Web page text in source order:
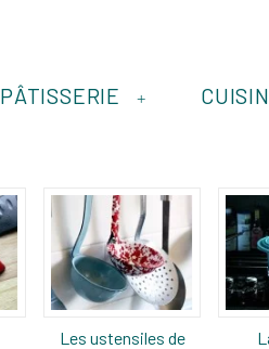
+
PÂTISSERIE
Les ustensiles de